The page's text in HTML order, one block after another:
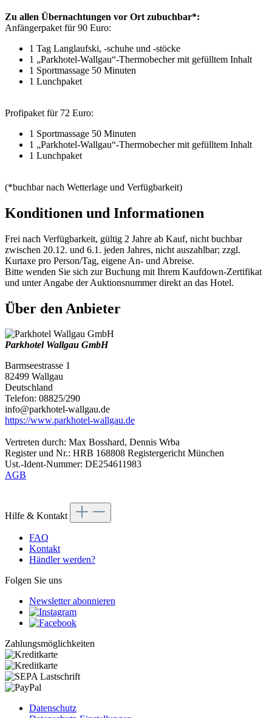
Zu allen Übernachtungen vor Ort zubuchbar*:
Anfängerpaket für 90 Euro:
1 Tag Langlaufski, -schuhe und -stöcke
1 „Parkhotel-Wallgau“-Thermobecher mit gefülltem Inhalt
1 Sportmassage 50 Minuten
1 Lunchpaket
Profipaket für 72 Euro:
1 Sportmassage 50 Minuten
1 „Parkhotel-Wallgau“-Thermobecher mit gefülltem Inhalt
1 Lunchpaket
(*buchbar nach Wetterlage und Verfügbarkeit)
Konditionen und Informationen
Frei nach Verfügbarkeit, gültig 2 Jahre ab Kauf, nicht buchbar
zwischen 20.12. und 6.1. jeden Jahres, nicht auszahlbar; zzgl.
Kurtaxe pro Person/Tag, eigene An- und Abreise.
Bitte wenden Sie sich zur Buchung mit Ihrem Kaufdown-Zertifikat
und unter Angabe der Auktionsnummer direkt an das Hotel.
Über den Anbieter
Parkhotel Wallgau GmbH
Barmseestrasse 1
82499 Wallgau
Deutschland
Telefon: 08825/290
info@parkhotel-wallgau.de
https://www.parkhotel-wallgau.de
Vertreten durch: Max Bosshard, Dennis Wrba
Register und Nr.: HRB 168808 Registergericht München
Ust.-Ident-Nummer: DE254611983
AGB
Hilfe & Kontakt
FAQ
Kontakt
Händler werden?
Folgen Sie uns
Newsletter abonnieren
Zahlungsmöglichkeiten
Datenschutz